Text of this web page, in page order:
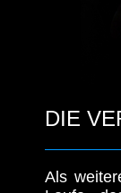
DIE
Als